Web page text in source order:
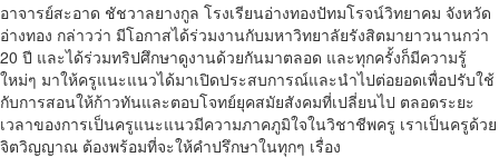
อาจารย์สะอาด ชัชวาลยางกูล โรงเรียนอ่างทองปัทมโรจน์วิทยาคม จังหวัด
อ่างทอง กล่าวว่า มีโอกาสได้ร่วมงานกับมหาวิทยาลัยรังสิตมายาวนานกว่า
20 ปี และได้ร่วมทริปศึกษาดูงานด้วยกันมาตลอด และทุกครั้งก็มีความรู้
ใหม่ๆ มาให้ครูแนะแนวได้มาเปิดประสบการณ์และนำไปต่อยอดเพื่อปรับใช้
กับการสอนให้ก้าวทันและตอบโจทย์ยุคสมัยสังคมที่เปลี่ยนไป ตลอดระยะ
เวลาของการเป็นครูแนะแนวมีความภาคภูมิใจในวิชาชีพครู เราเป็นครูด้วย
จิตวิญญาณ ต้องพร้อมที่จะให้คำปรึกษาในทุกๆ เรื่อง